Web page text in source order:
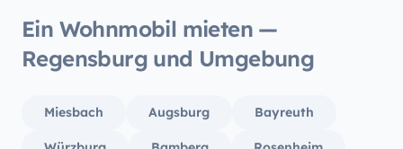
Ein Wohnmobil mieten —
Regensburg und Umgebung
Miesbach Augsburg Bayreuth